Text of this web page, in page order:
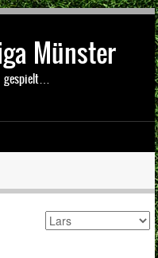
Münster
gespielt…